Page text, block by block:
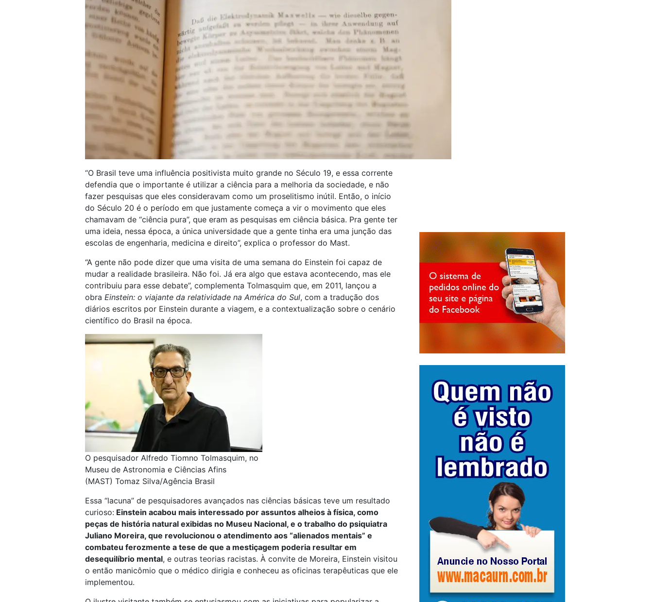
“O Brasil teve uma influência positivista muito grande no Século 19, e essa corrente
defendia que o importante é utilizar a ciência para a melhoria da sociedade, e não
fazer pesquisas que eles consideravam como um proselitismo inútil. Então, o início
do Século 20 é o período em que justamente começa a vir o movimento que eles
chamavam de “ciência pura”, que eram as pesquisas em ciência básica. Pra gente ter
uma ideia, nessa época, a única universidade que a gente tinha era uma junção das
escolas de engenharia, medicina e direito”, explica o professor do Mast.
“A gente não pode dizer que uma visita de uma semana do Einstein foi capaz de
mudar a realidade brasileira. Não foi. Já era algo que estava acontecendo, mas ele
contribuiu para esse debate”, complementa Tolmasquim que, em 2011, lançou a
obra Einstein: o viajante da relatividade na América do Sul, com a tradução dos
diários escritos por Einstein durante a viagem, e a contextualização sobre o cenário
científico do Brasil na época.
O pesquisador Alfredo Tiomno Tolmasquim, no
Museu de Astronomia e Ciências Afins
(MAST) Tomaz Silva/Agência Brasil
Essa “lacuna” de pesquisadores avançados nas ciências básicas teve um resultado
curioso: Einstein acabou mais interessado por assuntos alheios à física, como
peças de história natural exibidas no Museu Nacional, e o trabalho do psiquiatra
Juliano Moreira, que revolucionou o atendimento aos “alienados mentais” e
combateu ferozmente a tese de que a mestiçagem poderia resultar em
desequilíbrio mental, e outras teorias racistas. À convite de Moreira, Einstein visitou
o então manicômio que o médico dirigia e conheceu as oficinas terapêuticas que ele
implementou.